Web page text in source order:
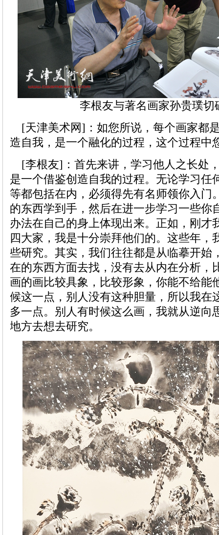
李根友与著名画家孙贵璞切
[天津美术网]：如您所说，每个画家都
造自我，是一个融化的过程，这个过程中
[李根友]：首先来讲，学习他人之长处
是一个借鉴创造自我的过程。无论学习任
等都包括在内，必须得先有名师领你入门
的东西学到手，然后在进一步学习一些你
办法在自己的身上体现出来。正如，刚才
四大家，我是十分崇拜他们的。这些年，
些研究。其实，我们往往都是从临摹开始
在的东西方面去找，没有去从内在分析，
画的画比较具象，比较形象，你能不给能
候这一点，别人没有这种胆量，所以我在
多一点。别人有时候这么画，我就从逆向
地方去想去研究。